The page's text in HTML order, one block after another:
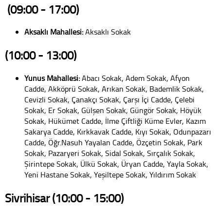
(09:00 - 17:00)
Aksaklı Mahallesi:Aksaklı Sokak
(10:00 - 13:00)
Yunus Mahallesi:Abacı Sokak, Adem Sokak, Afyon
Cadde, Akköprü Sokak, Arıkan Sokak, Bademlik Sokak,
Cevizli Sokak, Çanakçı Sokak, Çarşı İçi Cadde, Çelebi
Sokak, Er Sokak, Gülşen Sokak, Güngör Sokak, Höyük
Sokak, Hükümet Cadde, İlme Çiftliği Küme Evler, Kazım
Sakarya Cadde, Kırkkavak Cadde, Kıyı Sokak, Odunpazarı
Cadde, Öğr.Nasuh Yayalan Cadde, Özçetin Sokak, Park
Sokak, Pazaryeri Sokak, Sidal Sokak, Sırçalık Sokak,
Şirintepe Sokak, Ülkü Sokak, Üryan Cadde, Yayla Sokak,
Yeni Hastane Sokak, Yeşiltepe Sokak, Yıldırım Sokak
Sivrihisar (10:00 - 15:00)